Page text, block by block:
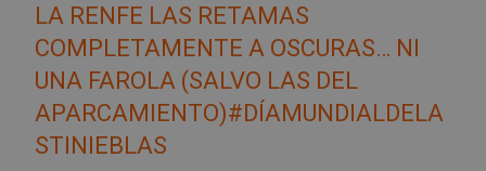
LA RENFE LAS RETAMAS
COMPLETAMENTE A OSCURAS… NI
UNA FAROLA (SALVO LAS DEL
APARCAMIENTO)#DÍAMUNDIALDELA
STINIEBLAS